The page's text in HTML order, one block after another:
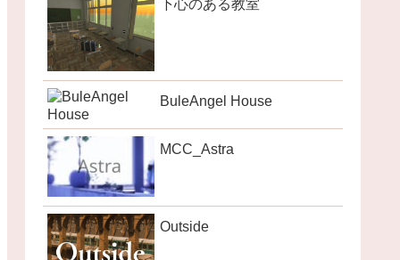
下心のある教室
BuleAngel House
MCC_Astra
Outside